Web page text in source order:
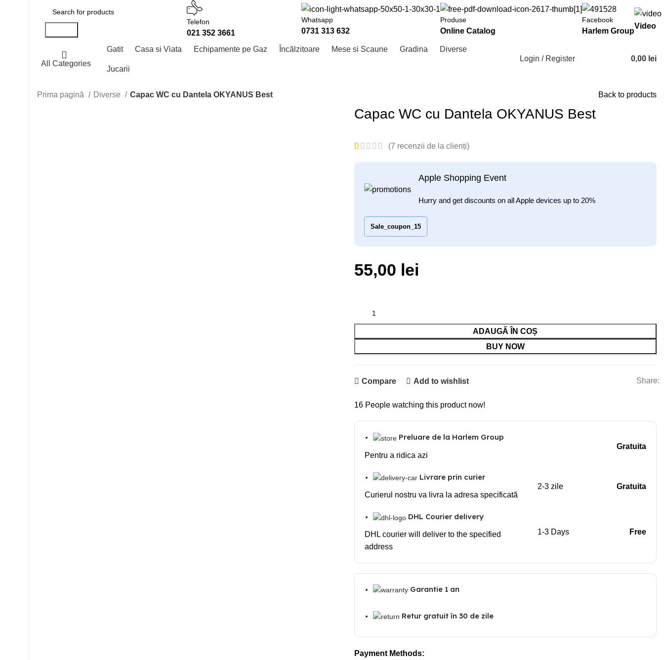
Telefon
021 352 3661
Whatsapp
0731 313 632
Produse
Online Catalog
Facebook
Harlem Group
Video
All Categories
Gatit Casa si Viata Echipamente pe Gaz Încălzitoare Mese si Scaune Gradina Diverse
Jucarii
Login / Register 0,00 lei
Prima pagină Diverse Capac WC cu Dantela OKYANUS Best Back to products
Capac WC cu Dantela OKYANUS Best
(7 recenzii de la clienți)
Apple Shopping Event
Hurry and get discounts on all Apple devices up to 20%
Sale_coupon_15
55,00 lei
ADAUGĂ ÎN COȘ
BUY NOW
Compare Add to wishlist Share:
16 People watching this product now!
Preluare de la Harlem Group
Pentru a ridica azi
Gratuita
Livrare prin curier
Curierul nostru va livra la adresa specificată
2-3 zile Gratuita
DHL Courier delivery
DHL courier will deliver to the specified
address
1-3 Days Free
Garantie 1 an
Retur gratuit în 30 de zile
Payment Methods: